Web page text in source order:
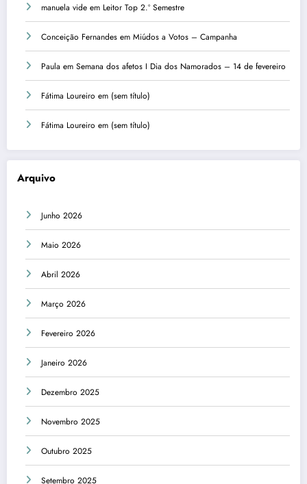
manuela vide em Leitor Top 2.º Semestre
Conceição Fernandes em Miúdos a Votos – Campanha
Paula em Semana dos afetos I Dia dos Namorados – 14 de fevereiro
Fátima Loureiro em (sem título)
Fátima Loureiro em (sem título)
Arquivo
Junho 2026
Maio 2026
Abril 2026
Março 2026
Fevereiro 2026
Janeiro 2026
Dezembro 2025
Novembro 2025
Outubro 2025
Setembro 2025